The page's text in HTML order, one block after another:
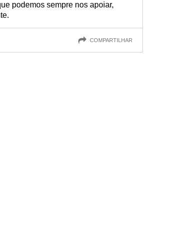
podemos sempre nos apoiar,
COMPARTILHAR